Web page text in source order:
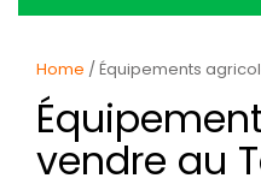
Home / Équipements
vendre au